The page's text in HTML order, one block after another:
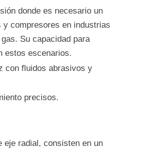
donde es necesario un
y compresores en industrias
Su capacidad para
estos escenarios.
con fluidos abrasivos y
precisos.
eje radial, consisten en un